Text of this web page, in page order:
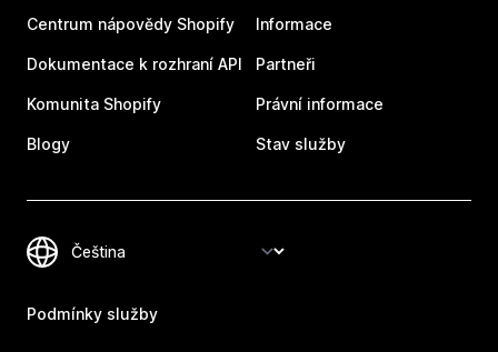
Centrum nápovědy Shopify
Dokumentace k rozhraní API
Komunita Shopify
Blogy
Informace
Partneři
Právní informace
Stav služby
Podmínky služby